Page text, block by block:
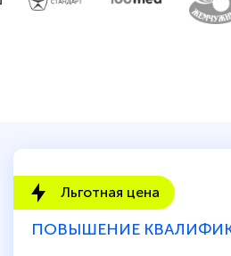
Льготная цена
ПОВЫШЕНИЕ